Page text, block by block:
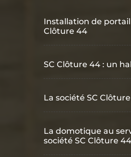
Installation de
Clôture 44
SC Clôture 44 : un
La société SC
La domotique au
société SC Clôture 44